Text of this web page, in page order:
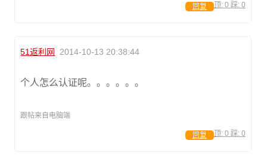
顶: 0 踩: 0
回复
51返利网 2014-10-13 20:38:44
个人怎么认证呢。。。。。。
跟帖来自电脑端
顶: 0 踩: 0
回复